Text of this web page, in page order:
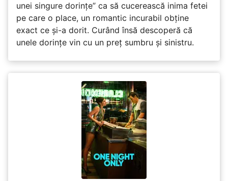
unei singure dorințe” ca să cucerească inima fetei
pe care o place, un romantic incurabil obține
exact ce și-a dorit. Curând însă descoperă că
unele dorințe vin cu un preț sumbru și sinistru.